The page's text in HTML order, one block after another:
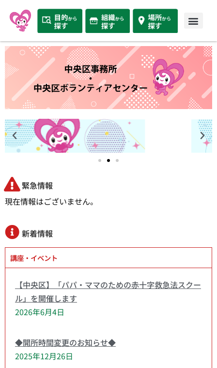
緊急情報
現在情報はございません。
新着情報
講座・イベント
【中央区】「パパ・ママのための赤十字救急法スクー
ル」を開催します
2026年6月4日
◆開所時間変更のお知らせ◆
2025年12月26日